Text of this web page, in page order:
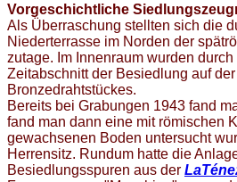
Vorgeschichtliche
Als Überraschung stellten sich die
Niederterrasse im Norden der
zutage. Im Innenraum wurden
Zeitabschnitt der Besiedlung auf
Bronzedrahtstückes.
Bereits bei Grabungen 1943 fand
fand man dann eine mit römischen
gewachsenen Boden untersucht
Herrensitz. Rundum hatte die
Besiedlungsspuren aus der